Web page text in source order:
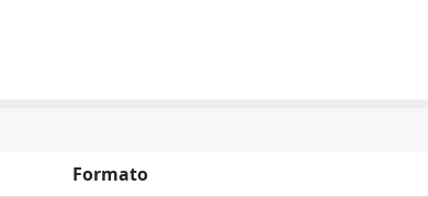
Formato